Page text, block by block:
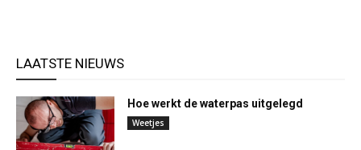
LAATSTE NIEUWS
Hoe werkt de waterpas uitgelegd
Weetjes